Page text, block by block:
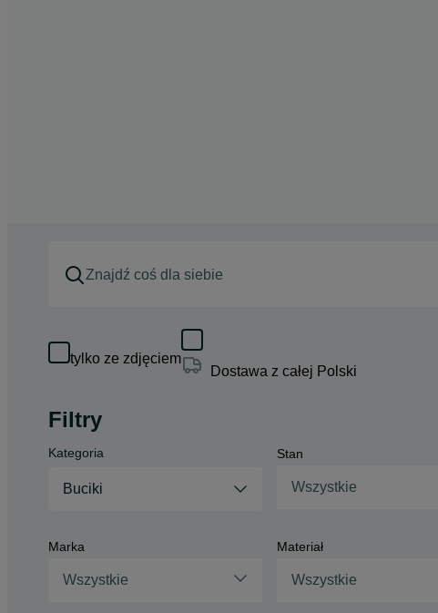
tylko ze zdjęciem
Dostawa z całej Polski
Filtry
Kategoria
Buciki
Stan
Wszystkie
Marka
Wszystkie
Materiał
Wszystkie